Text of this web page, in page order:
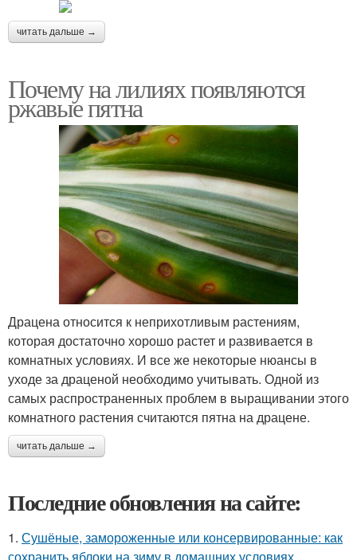
читать дальше →
Почему на лилиях появляются
ржавые пятна
Драцена относится к неприхотливым растениям,
которая достаточно хорошо растет и развивается в
комнатных условиях. И все же некоторые нюансы в
уходе за драценой необходимо учитывать. Одной из
самых распространенных проблем в выращивании этого
комнатного растения считаются пятна на драцене.
читать дальше →
Последние обновления на сайте:
1. Сушёные, замороженные или консервированные: как